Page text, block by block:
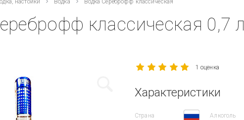
классическая 0,7 л
1 оценка
Характеристики
Страна Алкоголь